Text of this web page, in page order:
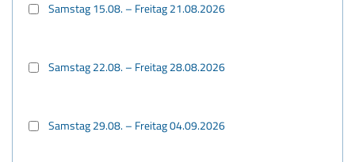
Samstag 15.08. – Freitag 21.08.2026
Samstag 22.08. – Freitag 28.08.2026
Samstag 29.08. – Freitag 04.09.2026